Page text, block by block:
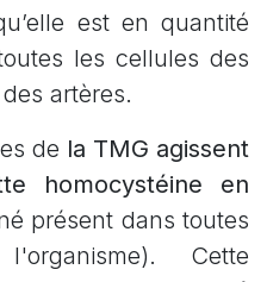
est en quantité
les cellules des
artères.
de la TMG agissent
homocystéine en
présent dans toutes
Cette